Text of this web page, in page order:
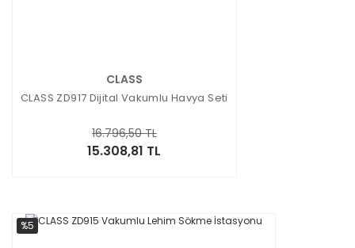
CLASS
CLASS ZD917 Dijital Vakumlu Havya Seti
15.308,81 TL
16.796,50 TL
%5